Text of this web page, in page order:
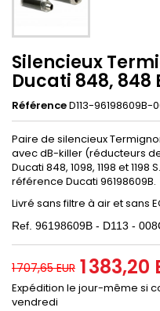
Silencieux
Ducati 848, 848
RéférenceD113-96198609B-
Paire de silencieux
avec dB-killer (réducteurs
Ducati 848, 1098, 1198 et 1198 S.
référence Ducati 96198609B.
Livré sans filtre à air et sans
Ref. 96198609B - D113 -
1 707,65 EUR 1 383,20
Expédition le jour-même si
vendredi